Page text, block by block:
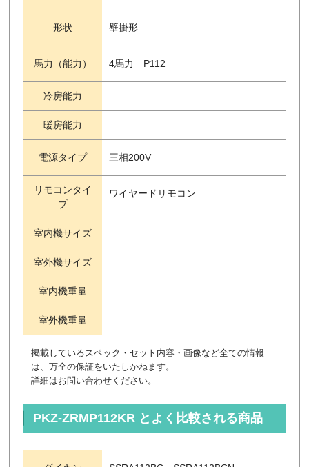
形状 壁掛形
馬力（能力） 4馬力 P112
冷房能力
暖房能力
電源タイプ 三相200V
リモコンタイ
プ
ワイヤードリモコン
室内機サイズ
室外機サイズ
室内機重量
室外機重量
掲載しているスペック・セット内容・画像など全ての情報
は、万全の保証をいたしかねます。
詳細はお問い合わせください。
PKZ-ZRMP112KR とよく比較される商品